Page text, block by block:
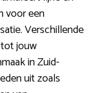
voor een
Verschillende
jouw
in Zuid-
uit zoals